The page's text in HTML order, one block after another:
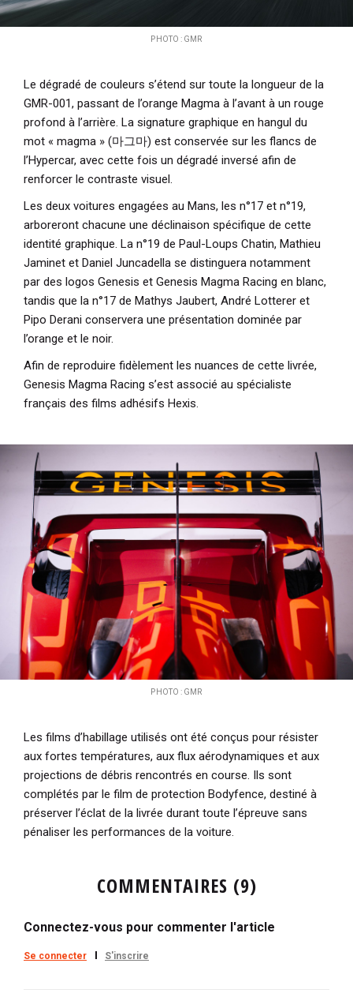
PHOTO : GMR
Le dégradé de couleurs s’étend sur toute la longueur de la
GMR-001, passant de l’orange Magma à l’avant à un rouge
profond à l’arrière. La signature graphique en hangul du
mot « magma » (마그마) est conservée sur les flancs de
l’Hypercar, avec cette fois un dégradé inversé afin de
renforcer le contraste visuel.
Les deux voitures engagées au Mans, les n°17 et n°19,
arboreront chacune une déclinaison spécifique de cette
identité graphique. La n°19 de Paul-Loups Chatin, Mathieu
Jaminet et Daniel Juncadella se distinguera notamment
par des logos Genesis et Genesis Magma Racing en blanc,
tandis que la n°17 de Mathys Jaubert, André Lotterer et
Pipo Derani conservera une présentation dominée par
l’orange et le noir.
Afin de reproduire fidèlement les nuances de cette livrée,
Genesis Magma Racing s’est associé au spécialiste
français des films adhésifs Hexis.
PHOTO : GMR
Les films d’habillage utilisés ont été conçus pour résister
aux fortes températures, aux flux aérodynamiques et aux
projections de débris rencontrés en course. Ils sont
complétés par le film de protection Bodyfence, destiné à
préserver l’éclat de la livrée durant toute l’épreuve sans
pénaliser les performances de la voiture.
COMMENTAIRES (9)
Connectez-vous pour commenter l'article
Se connecter S'inscrire